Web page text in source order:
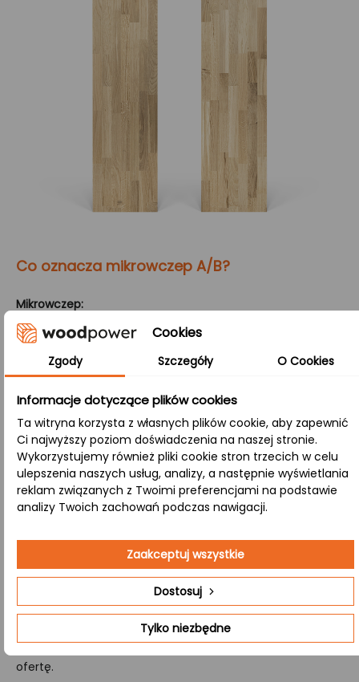
Co oznacza mikrowczep A/B?
Mikrowczep:
Łączenie lameli drewnianych (klepek około 4 cm)
zarówno po szerokości, jak i długości pozwala stworzyć
produkt, który łączy w sobie wysoką stabilność, odporność
A/B:
Klasa ta oznacza, że górna strona (A) ma perfekcyjnie
gładką powierzchnię, a dolna (B) zachowuje naturalne sęki
i subtelne przebarwienia, łącząc nowoczesność z
klasycznym, naturalnym stylem.
Jeśli poszukujesz producenta, który przygotuje dla Ciebie
kompletny zestaw schodów drewnianych, mamy dla
Ciebie doskonałą ofertę. Oferujemy profesjonalną
wycenę i produkcję schodów, które zawierają wszystkie
niezbędne elementy, takie jak stopnie, podstopnie, policzki
oraz tralki. Wejdź na stronęKontakti uzyskaj szczegółową
ofertę.
Cookies
Zgody Szczegóły O Cookies
Informacje dotyczące plików cookies
Ta witryna korzysta z własnych plików cookie, aby zapewnić
Ci najwyższy poziom doświadczenia na naszej stronie.
Wykorzystujemy również pliki cookie stron trzecich w celu
ulepszenia naszych usług, analizy, a następnie wyświetlania
reklam związanych z Twoimi preferencjami na podstawie
analizy Twoich zachowań podczas nawigacji.
Tylko niezbędne
Dostosuj
Zaakceptuj wszystkie